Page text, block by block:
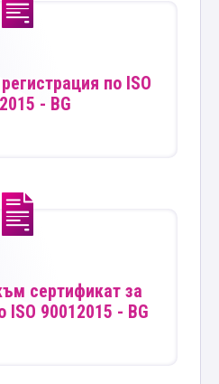
по ISO
- BG
сертификат за
ISO 90012015 - BG